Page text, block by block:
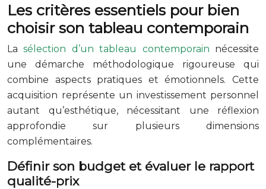
Les critères essentiels pour bien
choisir son tableau contemporain
Lasélection d’un tableau contemporain nécessite
une démarche méthodologique rigoureuse qui
combine aspects pratiques et émotionnels. Cette
acquisition représente un investissement personnel
autant qu’esthétique, nécessitant une réflexion
approfondie sur plusieurs dimensions
complémentaires.
Définir son budget et évaluer le rapport
qualité-prix